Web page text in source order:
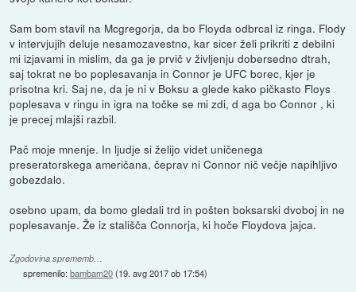
Sam bom stavil na Mcgregorja, da bo Floyda odbrcal iz ringa. Flody
v intervjujih deluje nesamozavestno, kar sicer želi prikriti z debilni
mi izjavami in mislim, da ga je prvič v življenju dobersedno dtrah,
saj tokrat ne bo poplesavanja in Connor je UFC borec, kjer je
prisotna kri. Saj ne, da je ni v Boksu a glede kako pičkasto Floys
poplesava v ringu in igra na točke se mi zdi, d aga bo Connor , ki
je precej mlajši razbil.
Pač moje mnenje. In ljudje si želijo videt uničenega
preseratorskega američana, čeprav ni Connor nič večje napihljivo
gobezdalo.
osebno upam, da bomo gledali trd in pošten boksarski dvoboj in ne
poplesavanje. Že iz stališča Connorja, ki hoče Floydova jajca.
Zgodovina sprememb…
spremenilo:bambam20(19. avg 2017 ob 17:54)